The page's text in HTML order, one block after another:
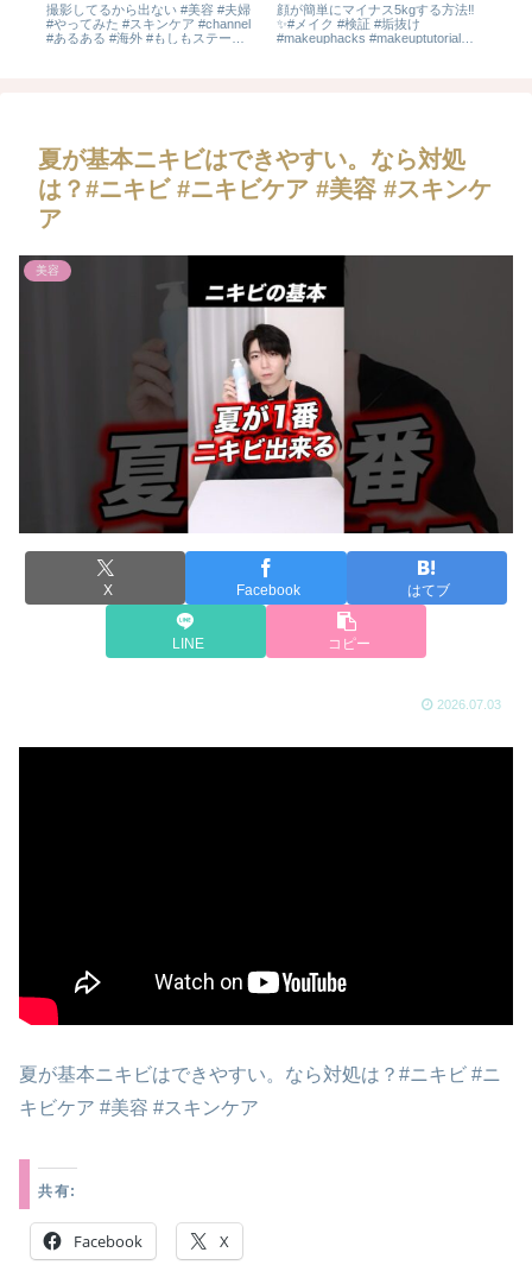
撮影してるから出ない #美容 #夫婦
#やってみた #スキンケア #channel
#あるある #海外 #もしもステーシ
顔が簡単にマイナス5kgする方法‼️
✨️#メイク #検証 #垢抜け
#makeuphacks #makeuptutorial
夏が基本ニキビはできやすい。なら対処
は？#ニキビ #ニキビケア #美容 #スキンケ
ア
美容
X Facebook はてブ
LINE コピー
2026.07.03
夏が基本ニキビはできやすい。なら対処は？#ニキビ #ニ
キビケア #美容 #スキンケア
共有:
Facebook X